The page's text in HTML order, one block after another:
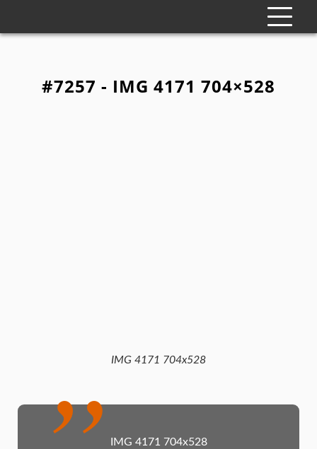
#7257 - IMG 4171 704×528
IMG 4171 704x528
IMG 4171 704x528